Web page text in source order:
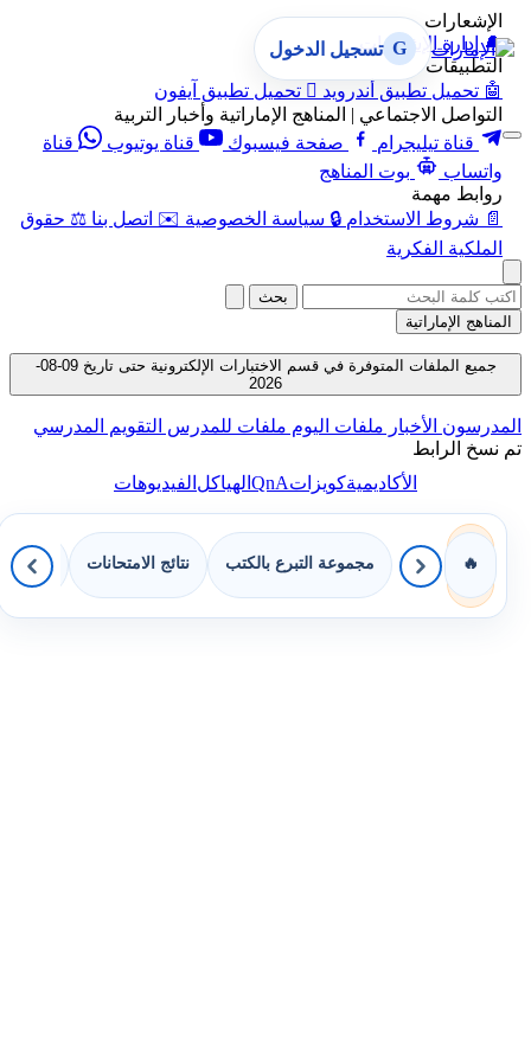
الإشعارات
🔔 إدارة الإشعارات
التطبيقات
🤖 تحميل تطبيق أندرويد  تحميل تطبيق آيفون
التواصل الاجتماعي | المناهج الإماراتية وأخبار التربية
قناة تيليجرام
صفحة فيسبوك قناة يوتيوب
قناة
واتساب
بوت المناهج
روابط مهمة
📄 شروط الاستخدام 🔒 سياسة الخصوصية ✉️ اتصل بنا ⚖️ حقوق
الملكية الفكرية
G تسجيل الدخول
بحث
المناهج الإماراتية
جميع الملفات المتوفرة في قسم الاختبارات الإلكترونية حتى تاريخ 09-08-
2026
المدرسون الأخبار ملفات اليوم ملفات للمدرس التقويم المدرسي
تم نسخ الرابط
الأكاديميةكويزاتQnAالهياكل الفيديوهات
🔥 مجموعة التبرع بالكتب نتائج الامتحانات